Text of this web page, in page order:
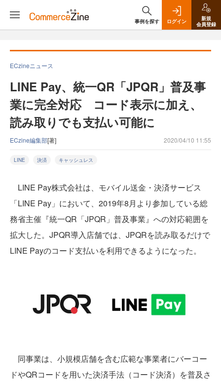
事例を探す ログイン
新規
会員登録
ECzineニュース
LINE Pay、統一QR「JPQR」普及事
業に完全対応 コード表示に加え、
読み取りでも支払い可能に
ECzine編集部[著] 2020/04/10 11:55
LINE 決済 キャッシュレス
LINE Pay株式会社は、モバイル送金・決済サービス
「LINE Pay」において、2019年8月より参加している総
務省主催『統一QR「JPQR」普及事業』への対応範囲を
拡大した。JPQR導入店舗では、JPQRを読み取るだけで
LINE Payのコード支払いを利用できるようになった。
同事業は、小規模店舗を含む広範な事業者にバーコー
ドやQRコードを用いた決済手法（コード決済）を普及さ